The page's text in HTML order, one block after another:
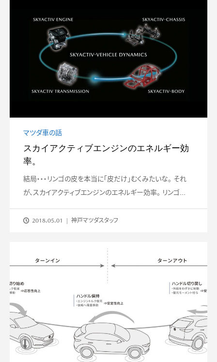
マツダ車の話
スカイアクティブエンジンのエネルギー効
率。
結局・・・リンゴの皮を本当に「皮だけ」むくみたいな。 それ
が、スカイアクティブエンジンのエネルギー効率。 リンゴ...
2018.05.01 神戸マツダスタッフ